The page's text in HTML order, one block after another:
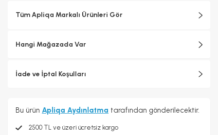
Tüm Apliqa Markalı Ürünleri Gör
Hangi Mağazada Var
İade ve İptal Koşulları
Bu ürün Apliqa Aydınlatma tarafından gönderilecektir.
2500 TL ve üzeri ücretsiz kargo